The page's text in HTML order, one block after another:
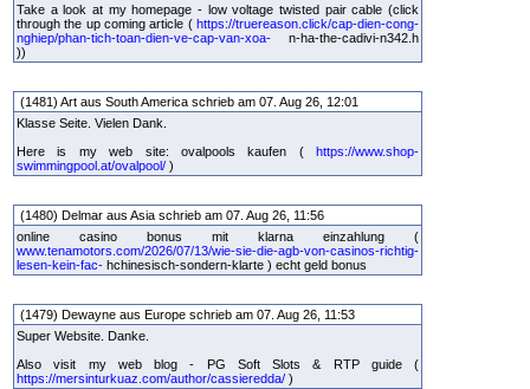
Take a look at my homepage - low voltage twisted pair cable (click
through the up coming article ( https://truereason.click/cap-dien-cong-
nghiep/phan-tich-toan-dien-ve-cap-van-xoa- n-ha-the-cadivi-n342.h
))
(1481) Art aus South America schrieb am 07. Aug 26, 12:01
Klasse Seite. Vielen Dank.
Here is my web site: ovalpools kaufen ( https://www.shop-
swimmingpool.at/ovalpool/ )
(1480) Delmar aus Asia schrieb am 07. Aug 26, 11:56
online casino bonus mit klarna einzahlung (
www.tenamotors.com/2026/07/13/wie-sie-die-agb-von-casinos-richtig-
lesen-kein-fac- hchinesisch-sondern-klarte ) echt geld bonus
(1479) Dewayne aus Europe schrieb am 07. Aug 26, 11:53
Super Website. Danke.
Also visit my web blog - PG Soft Slots & RTP guide (
https://mersinturkuaz.com/author/cassieredda/ )